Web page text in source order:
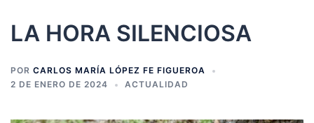
LA HORA SILENCIOSA
POR CARLOS MARÍA LÓPEZ FE FIGUEROA
2 DE ENERO DE 2024
ACTUALIDAD